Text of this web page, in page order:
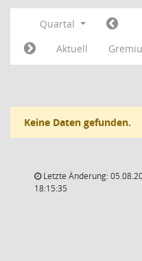
Quartal
Aktuell
Keine Daten gefunden.
Letzte Änderung:
18:15:35